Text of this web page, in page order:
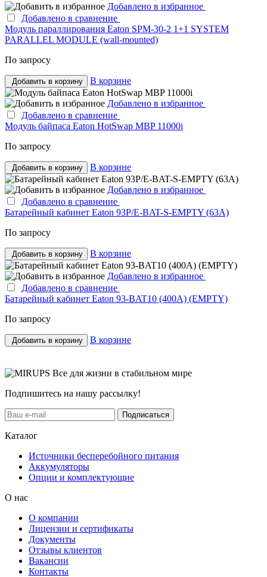
Добавлено в избранное
Добавлено в сравнение
Модуль параллирования Eaton SPM-30-2 1+1 SYSTEM
PARALLEL MODULE (wall-mounted)
По запросу
Добавить в корзину В корзине
Добавлено в избранное
Добавлено в сравнение
Модуль байпаса Eaton HotSwap MBP 11000i
По запросу
Добавить в корзину В корзине
Добавлено в избранное
Добавлено в сравнение
Батарейный кабинет Eaton 93P/E-BAT-S-EMPTY (63A)
По запросу
Добавить в корзину В корзине
Добавлено в избранное
Добавлено в сравнение
Батарейный кабинет Eaton 93-BAT10 (400A) (EMPTY)
По запросу
Добавить в корзину В корзине
Все для жизни в стабильном мире
Подпишитесь на нашу рассылку!
Подписаться
Каталог
Источники бесперебойного питания
Аккумуляторы
Опции и комплектующие
О нас
О компании
Лицензии и сертификаты
Документы
Отзывы клиентов
Вакансии
Контакты